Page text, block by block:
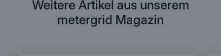
Weitere Artikel aus unserem
metergrid Magazin